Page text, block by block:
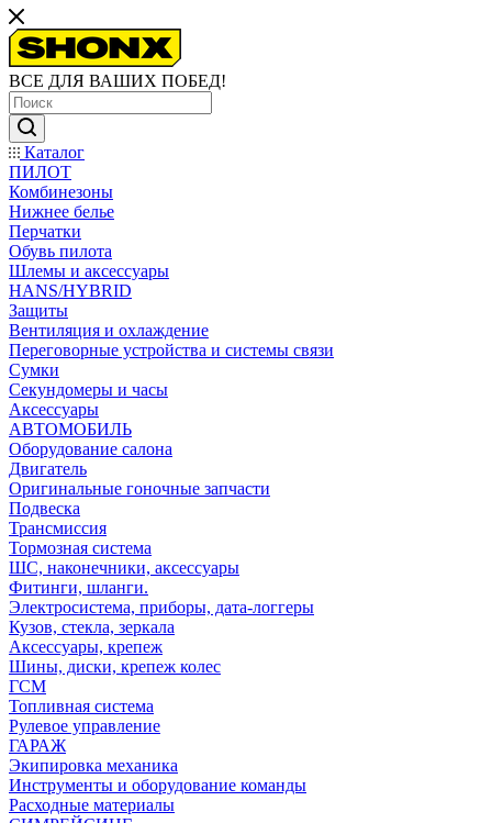
ВСЕ ДЛЯ ВАШИХ ПОБЕД!
Каталог
ПИЛОТ
Комбинезоны
Нижнее белье
Перчатки
Обувь пилота
Шлемы и аксессуары
HANS/HYBRID
Защиты
Вентиляция и охлаждение
Переговорные устройства и системы связи
Сумки
Секундомеры и часы
Аксессуары
АВТОМОБИЛЬ
Оборудование салона
Двигатель
Оригинальные гоночные запчасти
Подвеска
Трансмиссия
Тормозная система
ШС, наконечники, аксессуары
Фитинги, шланги.
Электросистема, приборы, дата-логгеры
Кузов, стекла, зеркала
Аксессуары, крепеж
Шины, диски, крепеж колес
ГСМ
Топливная система
Рулевое управление
ГАРАЖ
Экипировка механика
Инструменты и оборудование команды
Расходные материалы